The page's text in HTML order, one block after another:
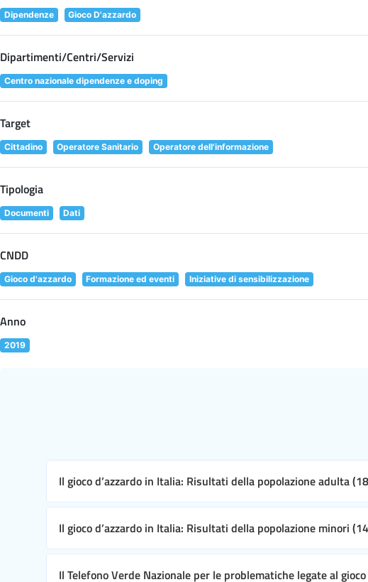
Dipendenze Gioco D'azzardo
Dipartimenti/Centri/Servizi
Centro nazionale dipendenze e doping
Target
Cittadino Operatore Sanitario Operatore dell'informazione
Tipologia
Documenti Dati
CNDD
Gioco d'azzardo Formazione ed eventi Iniziative di sensibilizzazione
Anno
2019
Il gioco d’azzardo in Italia: Risultati della popolazione adulta
Il gioco d’azzardo in Italia: Risultati della popolazione minori
Il Telefono Verde Nazionale per le problematiche legate al